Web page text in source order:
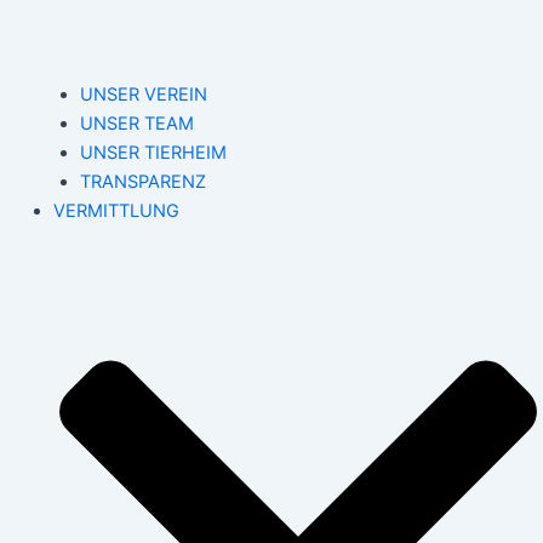
UNSER VEREIN
UNSER TEAM
UNSER TIERHEIM
TRANSPARENZ
VERMITTLUNG